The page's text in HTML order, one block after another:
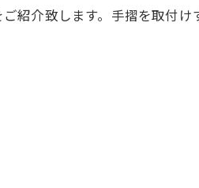
紹介致します。手摺を取付け